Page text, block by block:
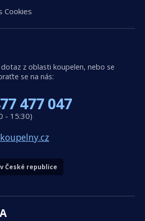
Cookies
z oblasti koupelen, nebo se
se na nás:
477 047
- 15:30)
České republice